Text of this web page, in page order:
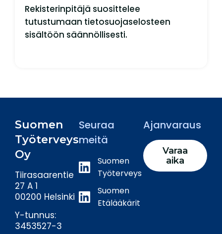
Rekisterinpitäjä suosittelee
tutustumaan tietosuojaselosteen
sisältöön säännöllisesti.
Suomen
Työterveys
Oy
Tiirasaarentie
27 A 1
00200 Helsinki
Y-tunnus:
3453527-3
Seuraa
meitä
Suomen
Työterveys
Suomen
Etälääkärit
Ajanvaraus
Varaa
aika